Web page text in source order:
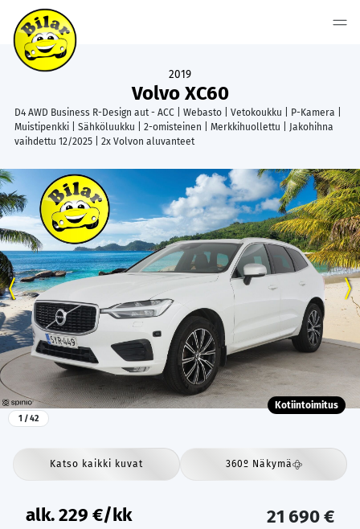
Volvo XC60
2019
D4 AWD Business R-Design aut - ACC | Webasto | Vetokoukku | P-Kamera |
Muistipenkki | Sähköluukku | 2-omisteinen | Merkkihuollettu | Jakohihna
vaihdettu 12/2025 | 2x Volvon aluvanteet
1 / 42
Kotiintoimitus
Katso kaikki kuvat 360º Näkymä
alk.229 €/kk 21 690 €